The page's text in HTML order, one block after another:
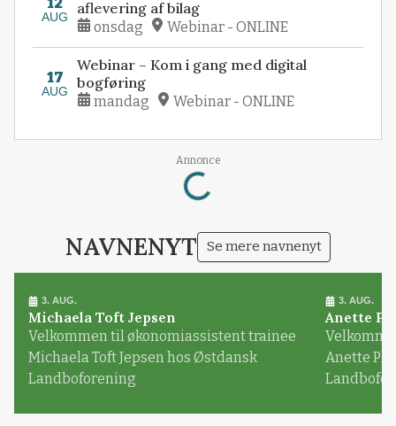
AUG
aflevering af bilag
onsdag Webinar - ONLINE
17
AUG
Webinar – Kom i gang med digital
bogføring
mandag Webinar - ONLINE
Annonce
Loading...
NAVNENYT Se mere navnenyt
3. AUG.
Michaela Toft Jepsen
Velkommen til økonomiassistent trainee
Michaela Toft Jepsen hos Østdansk
Landboforening
3. AUG.
Anette
Anette